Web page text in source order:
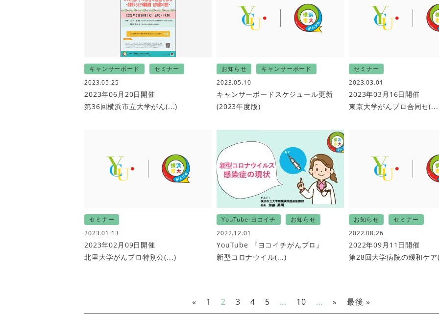
キャンサーボード
セミナー
2023.05.25
2023年06月20日開催
第36回横浜市立大学がん(...)
お知らせ
キャンサーボード
2023.05.10
キャンサーボードスケジュール更新
(2023年度版)
セミナー
2023.03.01
2023年03月16日開催
東京大学がんプロ合同セ
セミナー
2023.01.13
2023年02月09日開催
北里大学がんプロ特別公(...)
YouTube-ヨコイチ
お知らせ
2022.12.01
YouTube 『ヨコイチがんプロ』
新型コロナウイル(...)
お知らせ
セミナー
2022.08.26
2022年09月11日開催
第28回大学病院の緩和ケ
« 1 2 3 4 5 ... 10 ... » 最後 »